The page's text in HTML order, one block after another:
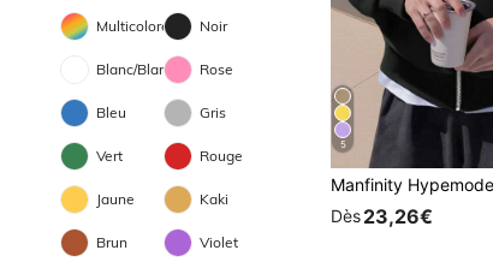
Multicolore Noir
Blanc/Blanche Rose
Bleu Gris
Vert Rouge
Jaune Kaki
Brun Violet
5
Dès23,26€